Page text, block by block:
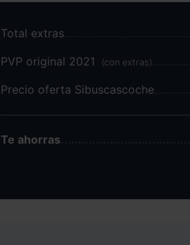
Total extras
PVP original 2021 (con extras)
Precio oferta Sibuscascoche
Te ahorras